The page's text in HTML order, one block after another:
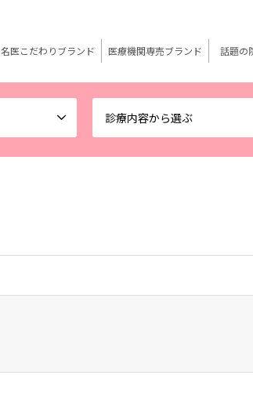
診療内容から選ぶ
名医こだわりブランド 医療機関専売ブランド 話題の